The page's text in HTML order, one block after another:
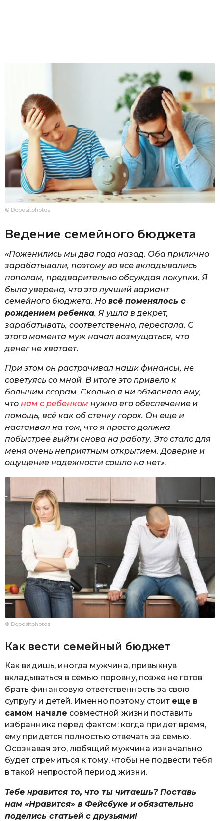
© Depositphotos
Ведение семейного бюджета
«Поженились мы два года назад. Оба прилично
зарабатывали, поэтому во всё вкладывались
пополам, предварительно обсуждая покупки. Я
была уверена, что это лучший вариант
семейного бюджета. Но всё поменялось с
рождением ребенка. Я ушла в декрет,
зарабатывать, соответственно, перестала. С
этого момента муж начал возмущаться, что
денег не хватает.
При этом он растрачивал наши финансы, не
советуясь со мной. В итоге это привело к
большим ссорам. Сколько я ни объясняла ему,
что нам с ребенком нужно его обеспечение и
помощь, всё как об стенку горох. Он еще и
настаивал на том, что я просто должна
побыстрее выйти снова на работу. Это стало для
меня очень неприятным открытием. Доверие и
ощущение надежности сошло на нет».
© Depositphotos
Как вести семейный бюджет
Как видишь, иногда мужчина, привыкнув
вкладываться в семью поровну, позже не готов
брать финансовую ответственность за свою
супругу и детей. Именно поэтому стоит еще в
самом начале совместной жизни поставить
избранника перед фактом: когда придет время,
ему придется полностью отвечать за семью.
Осознавая это, любящий мужчина изначально
будет стремиться к тому, чтобы не подвести тебя
в такой непростой период жизни.
Тебе нравится то, что ты читаешь? Поставь
нам «Нравится» в Фейсбуке и обязательно
поделись статьей с друзьями!